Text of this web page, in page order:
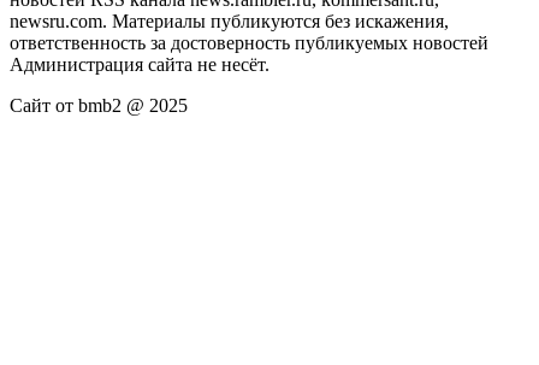
newsru.com. Материалы публикуются без искажения,
ответственность за достоверность публикуемых новостей
Администрация сайта не несёт.
Сайт от bmb2 @ 2025